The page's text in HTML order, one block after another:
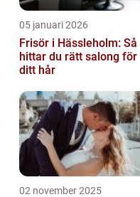
05 januari 2026
Frisör i Hässleholm: Så
hittar du rätt salong för
ditt hår
02 november 2025